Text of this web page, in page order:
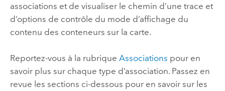
associations et de visualiser le chemin d’une trace et
d’options de contrôle du mode d’affichage du
contenu des conteneurs sur la carte.
Reportez-vous à la rubrique Associations pour en
savoir plus sur chaque type d’association. Passez en
revue les sections ci-dessous pour en savoir sur les